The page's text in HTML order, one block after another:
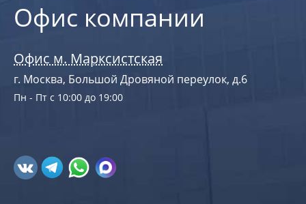
Офис компании
Офис м. Марксистская
г. Москва, Большой Дровяной переулок, д.6
Пн - Пт с 10:00 до 19:00